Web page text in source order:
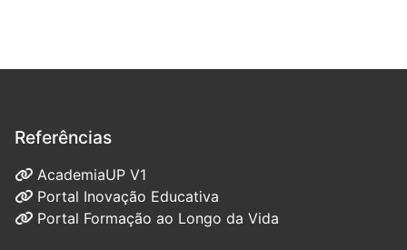
Referências
AcademiaUP V1
Portal Inovação Educativa
Portal Formação ao Longo da Vida